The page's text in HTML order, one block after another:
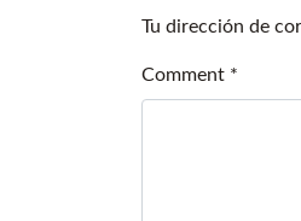
Tu dirección de
Comment *